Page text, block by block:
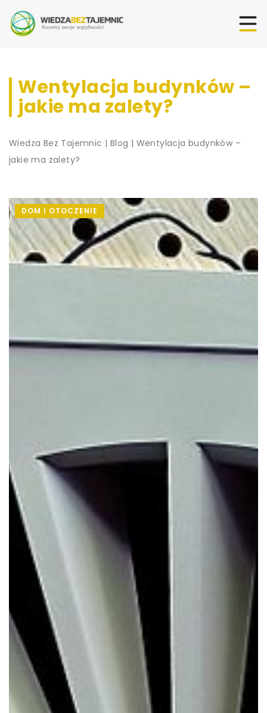
Wentylacja budynków –
jakie ma zalety?
Wiedza Bez Tajemnic | Blog | Wentylacja budynków –
jakie ma zalety?
DOM I OTOCZENIE